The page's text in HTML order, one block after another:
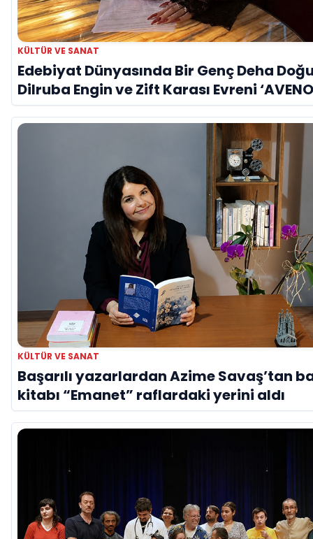
KÜLTÜR VE SANAT
Edebiyat Dünyasında Bir Genç Deha
Dilruba Engin ve Zift Karası Evreni
KÜLTÜR VE SANAT
Başarılı yazarlardan Azime Savaş’tan
kitabı “Emanet” raflardaki yerini aldı